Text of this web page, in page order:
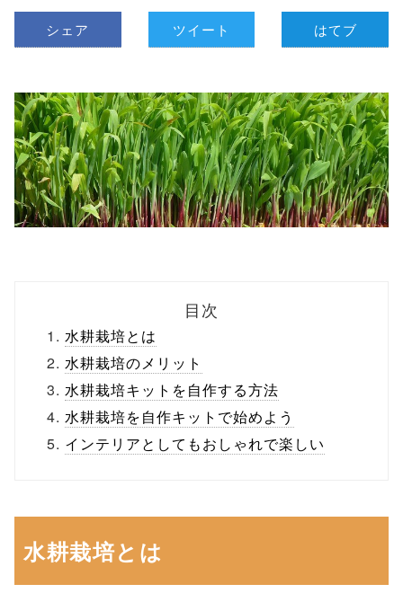
シェア ツイート はてブ
目次
水耕栽培とは
水耕栽培のメリット
水耕栽培キットを自作する方法
水耕栽培を自作キットで始めよう
インテリアとしてもおしゃれで楽しい
水耕栽培とは